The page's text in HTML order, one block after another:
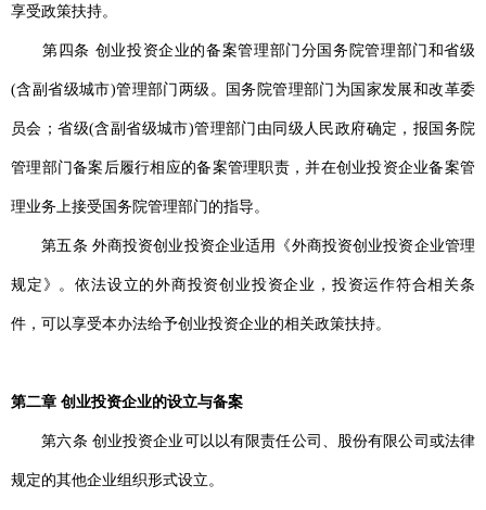
享受政策扶持。
第四条 创业投资企业的备案管理部门分国务院管理部门和省级
(含副省级城市)管理部门两级。国务院管理部门为国家发展和改革委
员会；省级(含副省级城市)管理部门由同级人民政府确定，报国务院
管理部门备案后履行相应的备案管理职责，并在创业投资企业备案管
理业务上接受国务院管理部门的指导。
第五条 外商投资创业投资企业适用《外商投资创业投资企业管理
规定》。依法设立的外商投资创业投资企业，投资运作符合相关条
件，可以享受本办法给予创业投资企业的相关政策扶持。
第二章 创业投资企业的设立与备案
第六条 创业投资企业可以以有限责任公司、股份有限公司或法律
规定的其他企业组织形式设立。